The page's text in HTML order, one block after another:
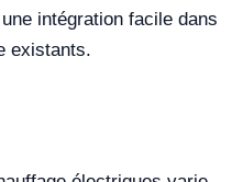
intégration facile dans
existants.